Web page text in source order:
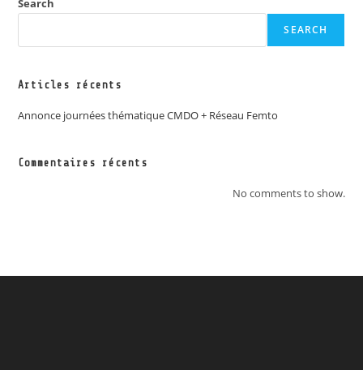
Search
SEARCH
Articles récents
Annonce journées thématique CMDO + Réseau Femto
Commentaires récents
No comments to show.